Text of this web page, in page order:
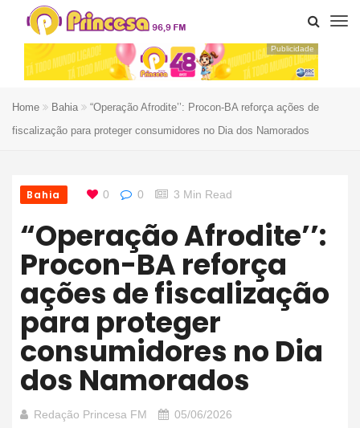
Publicidade
Home Bahia
“Operação Afrodite’’: Procon-BA reforça ações de
fiscalização para proteger consumidores no Dia dos Namorados
Bahia 0 0 3 Min Read
“Operação Afrodite’’:
Procon-BA reforça
ações de fiscalização
para proteger
consumidores no Dia
dos Namorados
Redação Princesa FM 05/06/2026